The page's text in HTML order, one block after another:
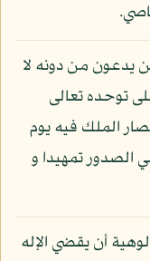
يدعون من دونه لا
توحده تعالى
الملك فيه يوم
الصدور تمهيدا و
أن يقضي الإله